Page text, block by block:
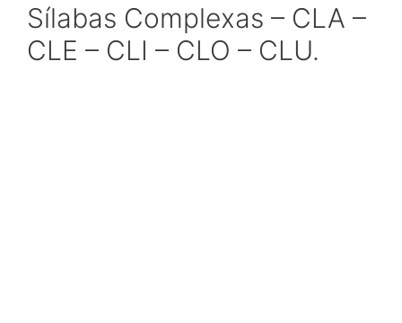
Sílabas Complexas – CLA –
CLE – CLI – CLO – CLU.